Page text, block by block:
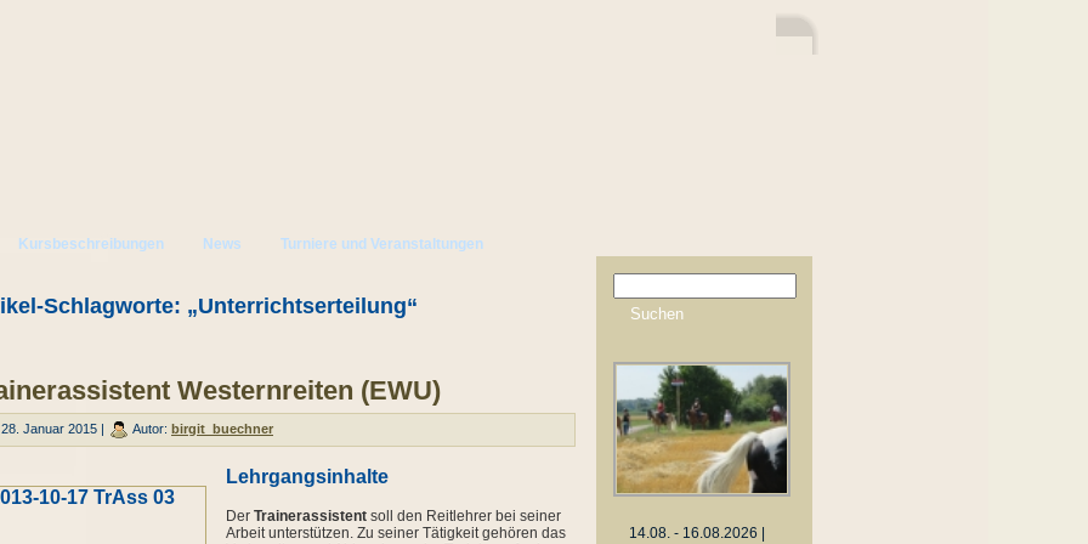
Kursbeschreibungen News
Turniere und Veranstaltungen
Schlagworte: „Unterrichtserteilung“
Westernreiten (EWU)
28. Januar 2015 | Autor: birgit_buechner
Lehrgangsinhalte
Der Trainerassistent soll den Reitlehrer bei seiner
Arbeit unterstützen. Zu seiner Tätigkeit gehören das
14.08. - 16.08.2026 |